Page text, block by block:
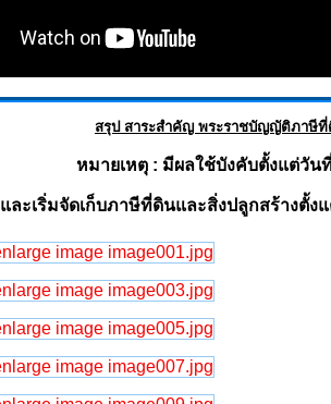
สรุป สาระสำคัญ พระราชบัญญัติภาษีที่
หมายเหตุ : มีผลใช้บังคับตั้งแต่วัน
และเริ่มจัดเก็บภาษีที่ดินและสิ่งปลูกสร้างตั้ง